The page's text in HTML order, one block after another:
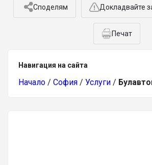
Споделям Докладвайте
Печат
Навигация на сайта
Начало / София / Услуги /